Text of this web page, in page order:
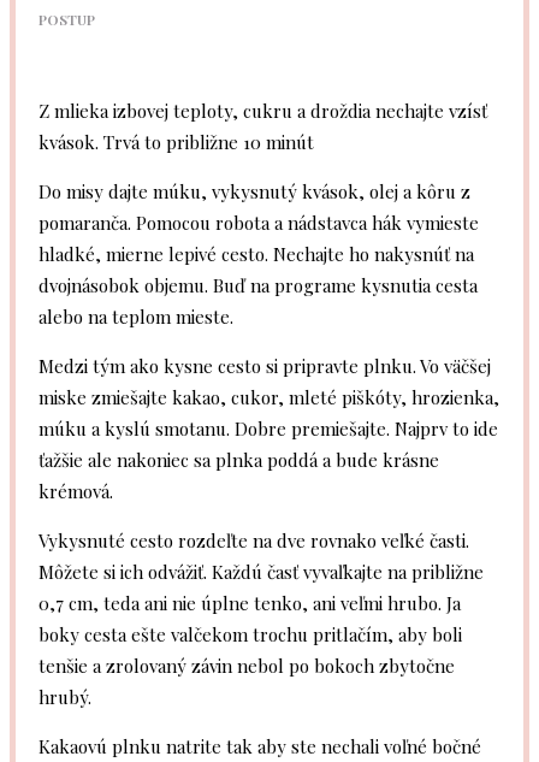
POSTUP
Z mlieka izbovej teploty, cukru a droždia nechajte vzísť
kvások. Trvá to približne 10 minút
Do misy dajte múku, vykysnutý kvások, olej a kôru z
pomaranča. Pomocou robota a nádstavca hák vymieste
hladké, mierne lepivé cesto. Nechajte ho nakysnúť na
dvojnásobok objemu. Buď na programe kysnutia cesta
alebo na teplom mieste.
Medzi tým ako kysne cesto si pripravte plnku. Vo väčšej
miske zmiešajte kakao, cukor, mleté piškóty, hrozienka,
múku a kyslú smotanu. Dobre premiešajte. Najprv to ide
ťažšie ale nakoniec sa plnka poddá a bude krásne
krémová.
Vykysnuté cesto rozdeľte na dve rovnako veľké časti.
Môžete si ich odvážiť. Každú časť vyvaľkajte na približne
0,7 cm, teda ani nie úplne tenko, ani veľmi hrubo. Ja
boky cesta ešte valčekom trochu pritlačím, aby boli
tenšie a zrolovaný závin nebol po bokoch zbytočne
hrubý.
Kakaovú plnku natrite tak aby ste nechali voľné bočné